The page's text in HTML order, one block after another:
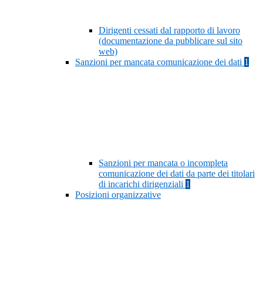
Dirigenti cessati dal rapporto di lavoro
(documentazione da pubblicare sul sito
web)
Sanzioni per mancata comunicazione dei dati 1
Sanzioni per mancata o incompleta
comunicazione dei dati da parte dei titolari
di incarichi dirigenziali 1
Posizioni organizzative